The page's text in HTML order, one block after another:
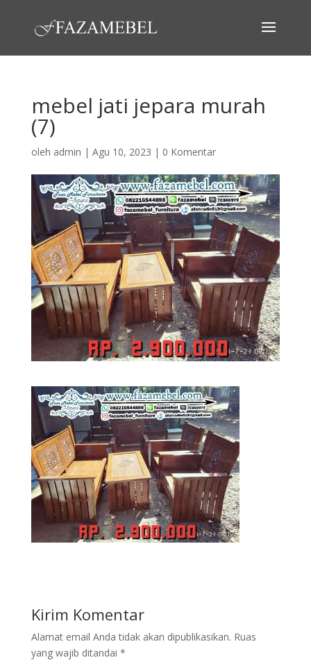
mebel jati jepara murah
(7)
oleh admin | Agu 10, 2023 | 0 Komentar
Kirim Komentar
Alamat email Anda tidak akan dipublikasikan. Ruas
yang wajib ditandai *